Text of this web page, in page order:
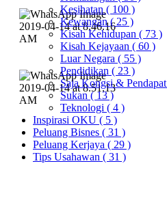
Kesihatan ( 100 )
Kewangan( 25 )
Kisah Kehidupan ( 73 )
Kisah Kejayaan ( 60 )
Luar Negara ( 55 )
Pendidikan ( 23 )
Saja Kongsi & Pendapat
Sukan( 13 )
Teknologi ( 4 )
Inspirasi OKU ( 5 )
Peluang Bisnes ( 31 )
Peluang Kerjaya ( 29 )
Tips Usahawan ( 31 )